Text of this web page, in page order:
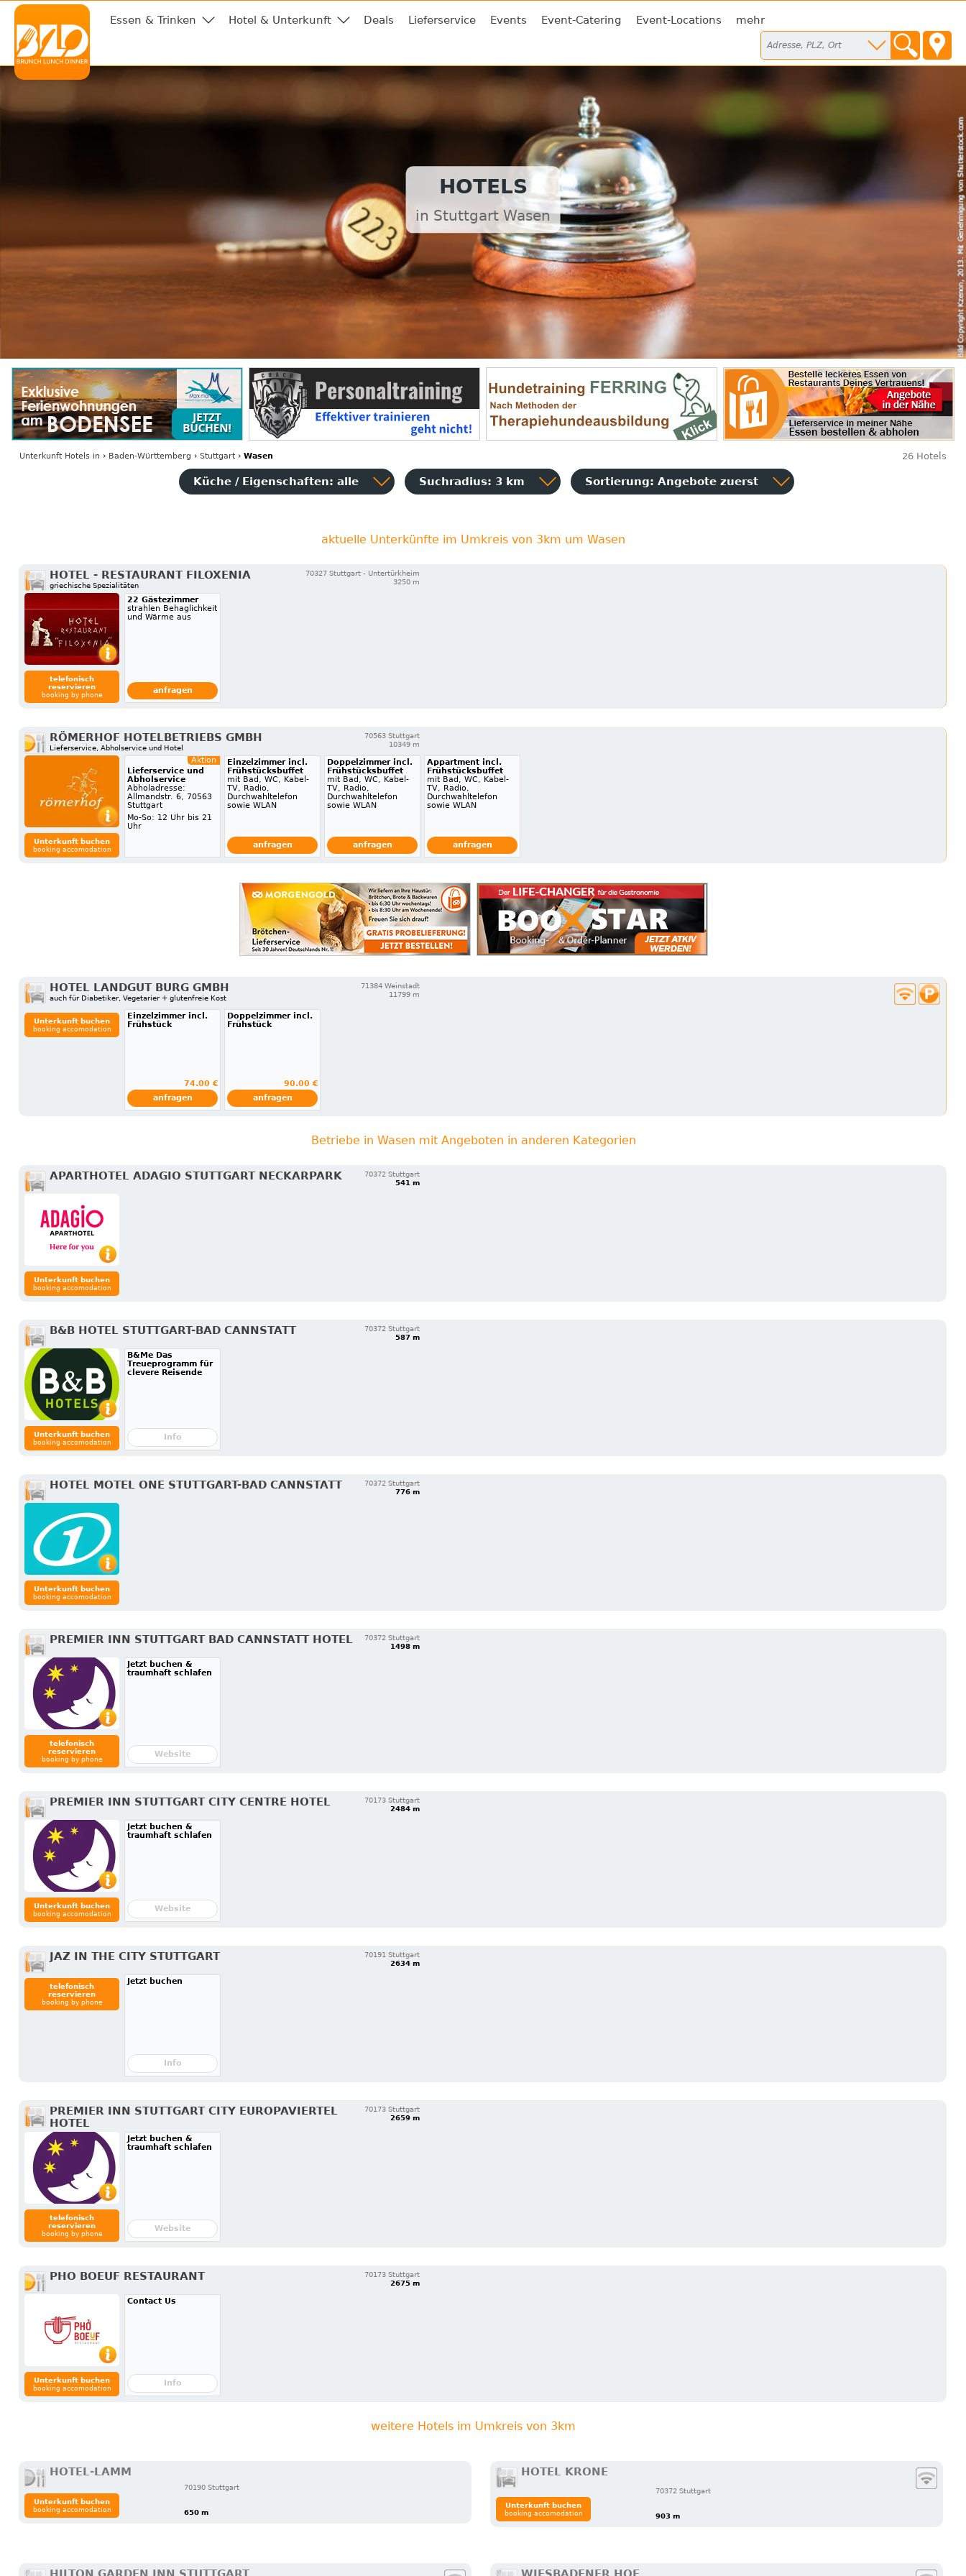
Essen & Trinken Hotel & Unterkunft Deals Lieferservice Events Event-Catering Event-Locations mehr
HOTELS
in Stuttgart Wasen
Unterkunft Hotels in › Baden-Württemberg › Stuttgart› Wasen 26 Hotels
Küche / Eigenschaften: alle Suchradius: 3 km Sortierung: Angebote zuerst
aktuelle Unterkünfte im Umkreis von 3km um Wasen
HOTEL - RESTAURANT FILOXENIA
griechische Spezialitäten
70327 Stuttgart - Untertürkheim
3250 m
telefonisch
reservieren
booking by phone
22 Gästezimmer
strahlen Behaglichkeit
und Wärme aus
anfragen
RÖMERHOF HOTELBETRIEBS GMBH
Lieferservice, Abholservice und Hotel
70563 Stuttgart
10349 m
Unterkunft buchen
booking accomodation
Aktion
Lieferservice und
Abholservice
Abholadresse:
Allmandstr. 6, 70563
Stuttgart
Mo-So: 12 Uhr bis 21
Uhr
Einzelzimmer incl.
Frühstücksbuffet
mit Bad, WC, Kabel-
TV, Radio,
Durchwahltelefon
sowie WLAN
anfragen
Doppelzimmer incl.
Frühstücksbuffet
mit Bad, WC, Kabel-
TV, Radio,
Durchwahltelefon
sowie WLAN
anfragen
Appartment incl.
Frühstücksbuffet
mit Bad, WC, Kabel-
TV, Radio,
Durchwahltelefon
sowie WLAN
anfragen
HOTEL LANDGUT BURG GMBH
auch für Diabetiker, Vegetarier + glutenfreie Kost
71384 Weinstadt
11799 m
Unterkunft buchen
booking accomodation
Einzelzimmer incl.
Frühstück
74.00 €
anfragen
Doppelzimmer incl.
Frühstück
90.00 €
anfragen
Betriebe in Wasen mit Angeboten in anderen Kategorien
APARTHOTEL ADAGIO STUTTGART NECKARPARK
70372 Stuttgart
541 m
Unterkunft buchen
booking accomodation
B&B HOTEL STUTTGART-BAD CANNSTATT
70372 Stuttgart
587 m
Unterkunft buchen
booking accomodation
B&Me Das
Treueprogramm für
clevere Reisende
Info
HOTEL MOTEL ONE STUTTGART-BAD CANNSTATT
70372 Stuttgart
776 m
Unterkunft buchen
booking accomodation
PREMIER INN STUTTGART BAD CANNSTATT HOTEL
70372 Stuttgart
1498 m
telefonisch
reservieren
booking by phone
Jetzt buchen &
traumhaft schlafen
Website
PREMIER INN STUTTGART CITY CENTRE HOTEL
70173 Stuttgart
2484 m
Unterkunft buchen
booking accomodation
Jetzt buchen &
traumhaft schlafen
Website
JAZ IN THE CITY STUTTGART
70191 Stuttgart
2634 m
telefonisch
reservieren
booking by phone
Jetzt buchen
Info
PREMIER INN STUTTGART CITY EUROPAVIERTEL
HOTEL
70173 Stuttgart
2659 m
telefonisch
reservieren
booking by phone
Jetzt buchen &
traumhaft schlafen
Website
PHO BOEUF RESTAURANT
70173 Stuttgart
2675 m
Unterkunft buchen
booking accomodation
Contact Us
Info
weitere Hotels im Umkreis von 3km
HOTEL-LAMM
70190 Stuttgart
650 m
Unterkunft buchen
booking accomodation
HOTEL KRONE
70372 Stuttgart
903 m
Unterkunft buchen
booking accomodation